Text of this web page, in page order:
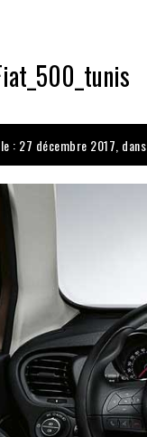
: 27 décembre 2017, dans